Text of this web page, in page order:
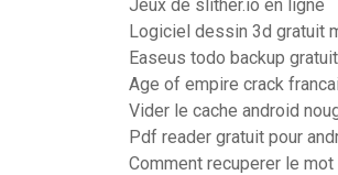
Jeux de slither.io en ligne
Logiciel dessin 3d gratuit
Easeus todo backup
Age of empire crack
Vider le cache android
Pdf reader gratuit pour
Comment recuperer le